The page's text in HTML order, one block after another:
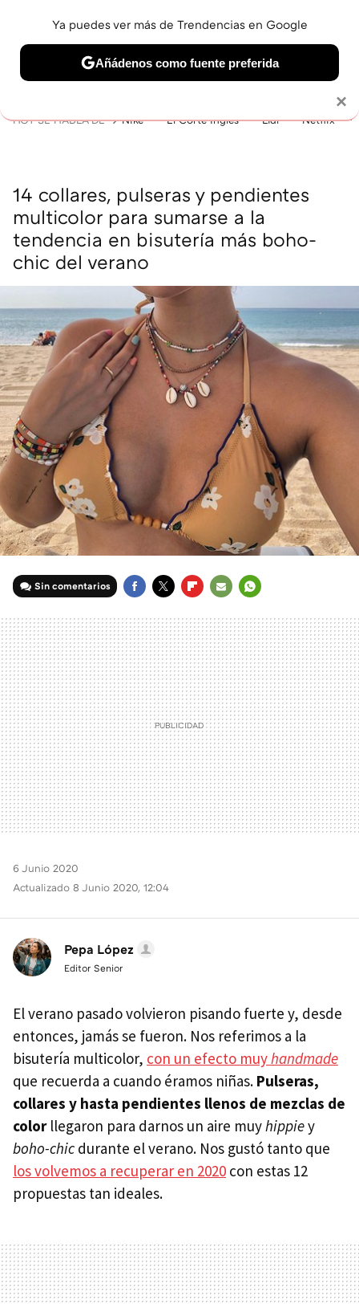
BELLEZA SHOPPING VIAJES GASTRO SNEAKERS
HOY SE HABLA DE Nike El Corte Inglés Lidl Netflix
14 collares, pulseras y pendientes
multicolor para sumarse a la
tendencia en bisutería más boho-
chic del verano
Sin comentarios
MAIL
6 Junio 2020
Actualizado 8 Junio 2020, 12:04
Pepa López
Editor Senior
El verano pasado volvieron pisando fuerte y, desde
entonces, jamás se fueron. Nos referimos a la
bisutería multicolor, con un efecto muyhandmade
que recuerda a cuando éramos niñas. Pulseras,
collares y hasta pendientes llenos de mezclas de
colorllegaron para darnos un aire muyhippiey
boho-chic durante el verano. Nos gustó tanto que
los volvemos a recuperar en 2020 con estas 12
propuestas tan ideales.
×
Ya puedes ver más de Trendencias en Google
Añádenos como fuente preferida